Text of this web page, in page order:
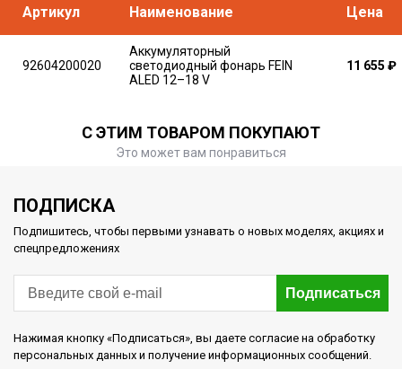
Артикул Наименование Цена
92604200020
Аккумуляторный
светодиодный фонарь FEIN
ALED 12–18 V
11 655 ₽
С ЭТИМ ТОВАРОМ ПОКУПАЮТ
Это может вам понравиться
ПОДПИСКА
Подпишитесь, чтобы первыми узнавать о новых моделях, акциях и
спецпредложениях
Подписаться
Нажимая кнопку «Подписаться», вы даете согласие на обработку
персональных данных и получение информационных сообщений.